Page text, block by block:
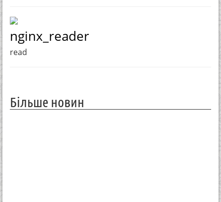
nginx_reader
read
Більше новин